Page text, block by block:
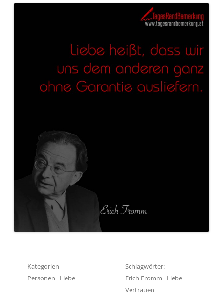
Kategorien
Personen · Liebe
Schlagwörter:
Erich Fromm · Liebe ·
Vertrauen